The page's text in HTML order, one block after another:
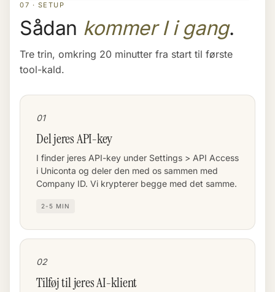
07 · SETUP
Sådan kommer I i gang.
Tre trin, omkring 20 minutter fra start til første
tool-kald.
01
Del jeres API-key
I finder jeres API-key under Settings > API Access
i Uniconta og deler den med os sammen med
Company ID. Vi krypterer begge med det samme.
2-5 MIN
02
Tilføj til jeres AI-klient